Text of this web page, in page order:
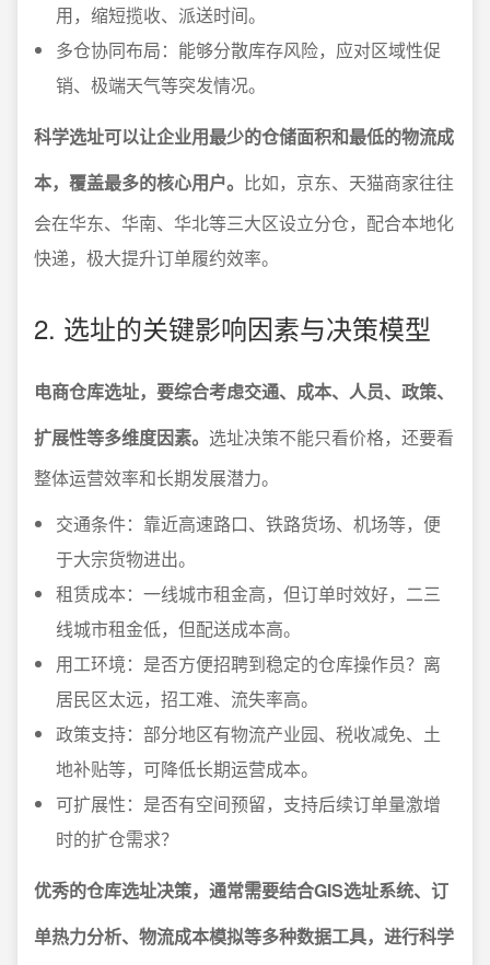
用，缩短揽收、派送时间。
多仓协同布局：能够分散库存风险，应对区域性促
销、极端天气等突发情况。
科学选址可以让企业用最少的仓储面积和最低的物流成
本，覆盖最多的核心用户。 比如，京东、天猫商家往往
会在华东、华南、华北等三大区设立分仓，配合本地化
快递，极大提升订单履约效率。
2. 选址的关键影响因素与决策模型
电商仓库选址，要综合考虑交通、成本、人员、政策、
扩展性等多维度因素。 选址决策不能只看价格，还要看
整体运营效率和长期发展潜力。
交通条件：靠近高速路口、铁路货场、机场等，便
于大宗货物进出。
租赁成本：一线城市租金高，但订单时效好，二三
线城市租金低，但配送成本高。
用工环境：是否方便招聘到稳定的仓库操作员？离
居民区太远，招工难、流失率高。
政策支持：部分地区有物流产业园、税收减免、土
地补贴等，可降低长期运营成本。
可扩展性：是否有空间预留，支持后续订单量激增
时的扩仓需求？
优秀的仓库选址决策，通常需要结合GIS选址系统、订
单热力分析、物流成本模拟等多种数据工具，进行科学